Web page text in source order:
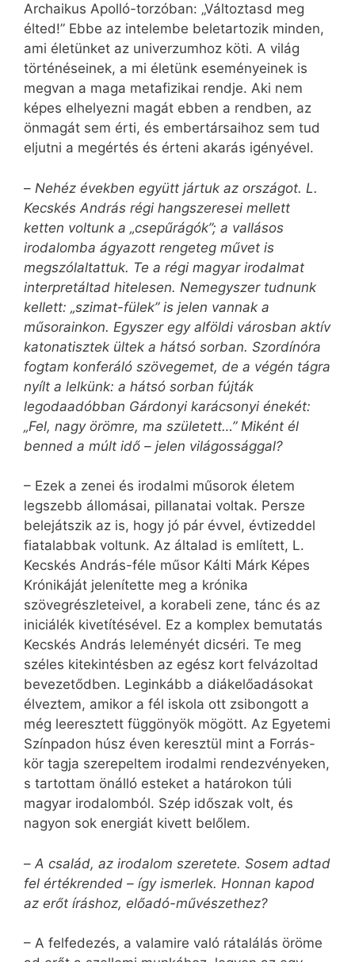
Archaikus Apolló-torzóban: „Változtasd meg
élted!” Ebbe az intelembe beletartozik minden,
ami életünket az univerzumhoz köti. A világ
történéseinek, a mi életünk eseményeinek is
megvan a maga metafizikai rendje. Aki nem
képes elhelyezni magát ebben a rendben, az
önmagát sem érti, és embertársaihoz sem tud
eljutni a megértés és érteni akarás igényével.
– Nehéz években együtt jártuk az országot. L.
Kecskés András régi hangszeresei mellett
ketten voltunk a „csepűrágók”; a vallásos
irodalomba ágyazott rengeteg művet is
megszólaltattuk. Te a régi magyar irodalmat
interpretáltad hitelesen. Nemegyszer tudnunk
kellett: „szimat-fülek” is jelen vannak a
műsorainkon. Egyszer egy alföldi városban aktív
katonatisztek ültek a hátsó sorban. Szordínóra
fogtam konferáló szövegemet, de a végén tágra
nyílt a lelkünk: a hátsó sorban fújták
legodaadóbban Gárdonyi karácsonyi énekét:
„Fel, nagy örömre, ma született…” Miként él
benned a múlt idő – jelen világossággal?
– Ezek a zenei és irodalmi műsorok életem
legszebb állomásai, pillanatai voltak. Persze
belejátszik az is, hogy jó pár évvel, évtizeddel
fiatalabbak voltunk. Az általad is említett, L.
Kecskés András-féle műsor Kálti Márk Képes
Krónikáját jelenítette meg a krónika
szövegrészleteivel, a korabeli zene, tánc és az
iniciálék kivetítésével. Ez a komplex bemutatás
Kecskés András leleményét dicséri. Te meg
széles kitekintésben az egész kort felvázoltad
bevezetődben. Leginkább a diákelőadásokat
élveztem, amikor a fél iskola ott zsibongott a
még leeresztett függönyök mögött. Az Egyetemi
Színpadon húsz éven keresztül mint a Forrás-
kör tagja szerepeltem irodalmi rendezvényeken,
s tartottam önálló esteket a határokon túli
magyar irodalomból. Szép időszak volt, és
nagyon sok energiát kivett belőlem.
– A család, az irodalom szeretete. Sosem adtad
fel értékrended – így ismerlek. Honnan kapod
az erőt íráshoz, előadó-művészethez?
– A felfedezés, a valamire való rátalálás öröme